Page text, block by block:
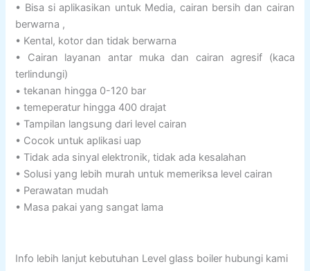
• Bisa si aplikasikan untuk Media, cairan bersih dan cairan
berwarna ,
• Kental, kotor dan tidak berwarna
• Cairan layanan antar muka dan cairan agresif (kaca
terlindungi)
• tekanan hingga 0-120 bar
• temeperatur hingga 400 drajat
• Tampilan langsung dari level cairan
• Cocok untuk aplikasi uap
• Tidak ada sinyal elektronik, tidak ada kesalahan
• Solusi yang lebih murah untuk memeriksa level cairan
• Perawatan mudah
• Masa pakai yang sangat lama
Info lebih lanjut kebutuhan Level glass boiler hubungi kami